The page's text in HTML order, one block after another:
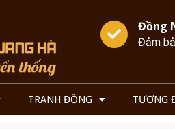
Đồng
Đảm
TRANH ĐỒNG TƯỢNG